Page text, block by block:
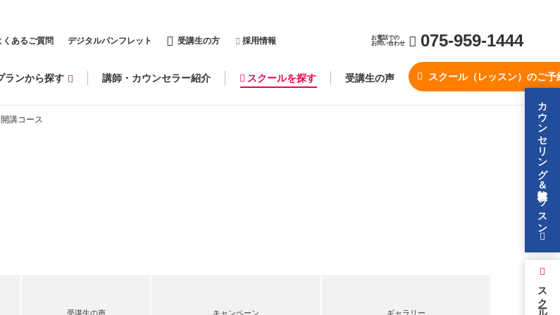
くあるご質問 デジタルパンフレット 受講生の方 採用情報
お電話での
お問い合わせ
075-959-1444
ランから探す 講師・カウンセラー紹介 スクールを探す 受講生の声 スクール（レッスン）のご予
カウンセリング＆無料体験レッスン
開講コース
受講生の声 キャンペーン ギャラリー